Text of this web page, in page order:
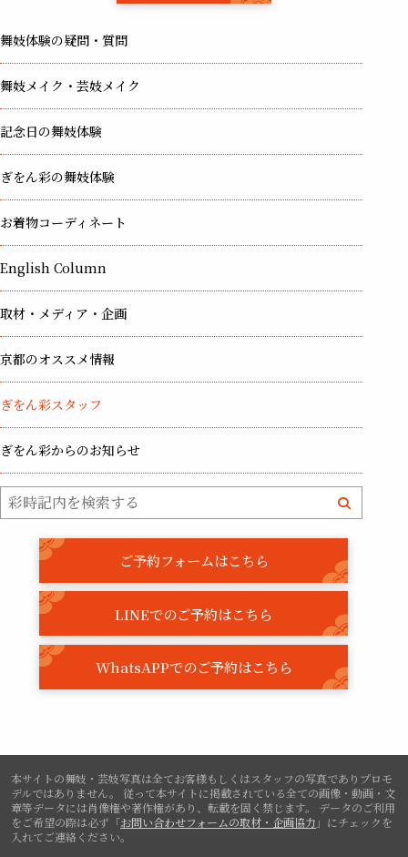
舞妓体験の疑問・質問
舞妓メイク・芸妓メイク
記念日の舞妓体験
ぎをん彩の舞妓体験
お着物コーディネート
English Column
取材・メディア・企画
京都のオススメ情報
ぎをん彩スタッフ
ぎをん彩からのお知らせ
ご予約フォームはこちら
LINEでのご予約はこちら
WhatsAPPでのご予約はこちら
本サイトの舞妓・芸妓写真は全てお客様もしくはスタッフの写真でありプロモ
デルではありません。
従って本サイトに掲載されている全ての画像・動画・文
章等データには肖像権や著作権があり、転載を固く禁じます。
データのご利用
をご希望の際は必ず「お問い合わせフォームの取材・企画協力 」にチェックを
入れてご連絡ください。